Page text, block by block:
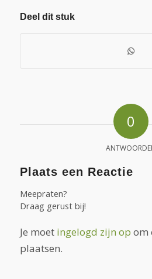
Deel dit stuk
0
Plaats een Reactie
Meepraten?
Draag gerust bij!
Je moet ingelogd zijn op om
plaatsen.